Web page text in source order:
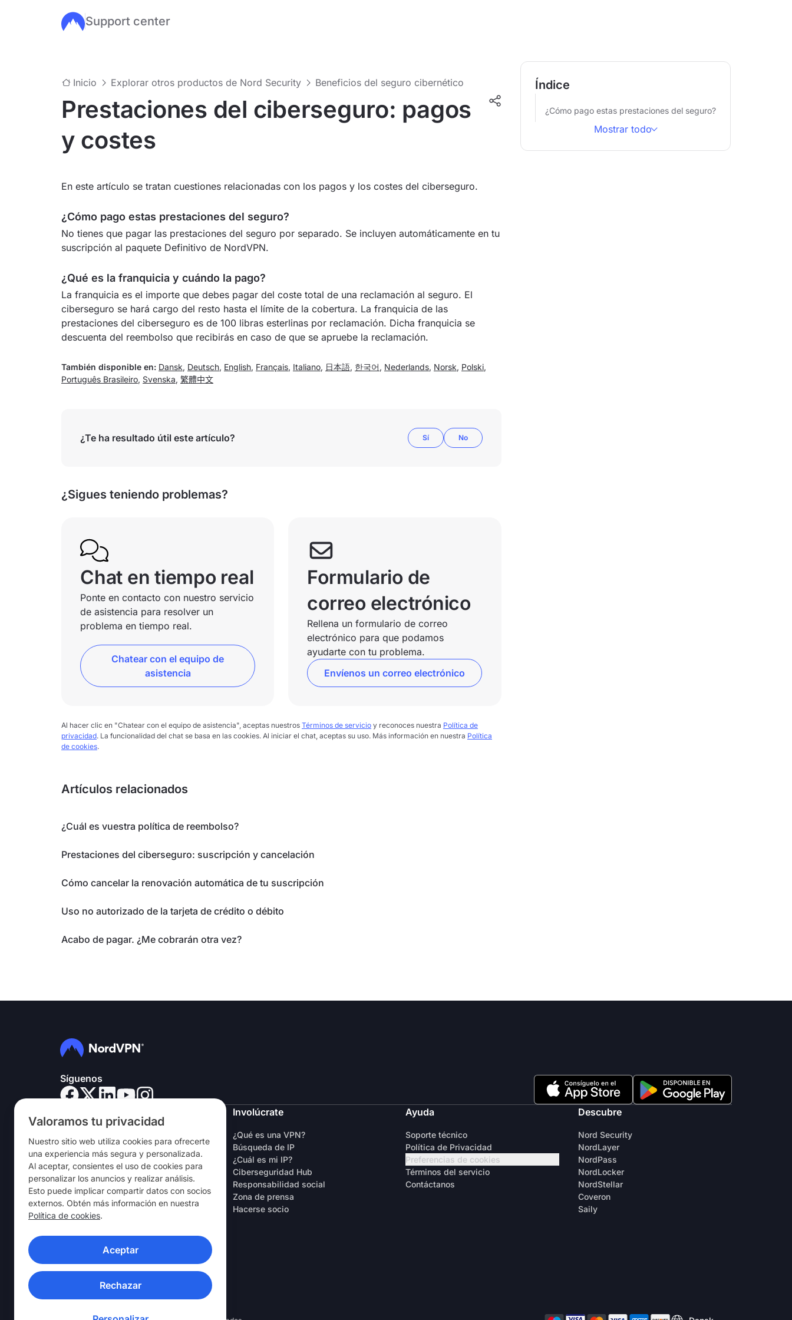
Valoramos tu privacidad
Nuestro sitio web utiliza cookies para ofrecerte
una experiencia más segura y personalizada.
Al aceptar, consientes el uso de cookies para
personalizar los anuncios y realizar análisis.
Esto puede implicar compartir datos con socios
externos. Obtén más información en nuestra
Política de cookies.
Aceptar
Rechazar
Ir al contenido principal
Support center
Inicio Explorar otros productos de Nord Security Beneficios del seguro cibernético
Prestaciones del ciberseguro: pagos
y costes
En este artículo se tratan cuestiones relacionadas con los pagos y los costes del ciberseguro.
¿Cómo pago estas prestaciones del seguro?
No tienes que pagar las prestaciones del seguro por separado. Se incluyen automáticamente en tu
suscripción al paquete Definitivo de NordVPN.
¿Qué es la franquicia y cuándo la pago?
La franquicia es el importe que debes pagar del coste total de una reclamación al seguro. El
ciberseguro se hará cargo del resto hasta el límite de la cobertura. La franquicia de las
prestaciones del ciberseguro es de 100 libras esterlinas por reclamación. Dicha franquicia se
descuenta del reembolso que recibirás en caso de que se apruebe la reclamación.
También disponible en: Dansk, Deutsch, English, Français, Italiano, 日本語, 한국어 , Nederlands, Norsk, Polski,
Português Brasileiro, Svenska, 繁體中文
¿Te ha resultado útil este artículo? Sí No
¿Sigues teniendo problemas?
Chat en tiempo real
Ponte en contacto con nuestro servicio
de asistencia para resolver un
problema en tiempo real.
Chatear con el equipo de
asistencia
Formulario de
correo electrónico
Rellena un formulario de correo
electrónico para que podamos
ayudarte con tu problema.
Envíenos un correo electrónico
Al hacer clic en "Chatear con el equipo de asistencia", aceptas nuestros Términos de servicio y reconoces nuestra Política de
privacidad. La funcionalidad del chat se basa en las cookies. Al iniciar el chat, aceptas su uso. Más información en nuestra Política
de cookies.
Artículos relacionados
¿Cuál es vuestra política de reembolso?
Prestaciones del ciberseguro: suscripción y cancelación
Cómo cancelar la renovación automática de tu suscripción
Uso no autorizado de la tarjeta de crédito o débito
Acabo de pagar. ¿Me cobrarán otra vez?
Índice
¿Cómo pago estas prestaciones del seguro?
Mostrar todo
Síguenos
Empleo
Prueba gratuita de VPN
Routers VPN
Opiniones
Descuento de estudiantes y
empleados
Dónde comprar
Recomienda a un amigo
Involúcrate
¿Qué es una VPN?
Búsqueda de IP
¿Cuál es mi IP?
Ciberseguridad Hub
Responsabilidad social
Zona de prensa
Hacerse socio
Ayuda
Soporte técnico
Política de Privacidad
Preferencias de cookies
Términos del servicio
Contáctanos
Descubre
Nord Security
NordLayer
NordPass
NordLocker
NordStellar
Coveron
Saily
APLICACIONES VPN